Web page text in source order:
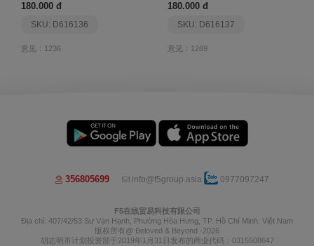
180.000 đ
SKU: D616136
意见：1236
180.000 đ
SKU: D616137
意见：1269
356805699 info@f5group.asia 0977097247
F5在线贸易科技有限公司
Địa chỉ: 407/42/53 Sư Vạn Hạnh, Phường Hòa Hưng, TP. Hồ Chí Minh, Việt Nam
版权所有@ Beloved & Beyond -2026
胡志明市计划投资部于2019年1月31日发布的商业代码：0315508647